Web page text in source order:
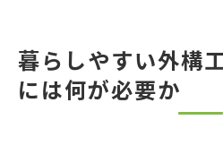
暮らしやすい外構
には何が必要か